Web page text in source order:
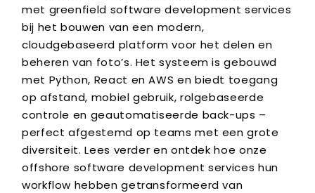
met greenfield software development services
bij het bouwen van een modern,
cloudgebaseerd platform voor het delen en
beheren van foto’s. Het systeem is gebouwd
met Python, React en AWS en biedt toegang
op afstand, mobiel gebruik, rolgebaseerde
controle en geautomatiseerde back-ups –
perfect afgestemd op teams met een grote
diversiteit. Lees verder en ontdek hoe onze
offshore software development services hun
workflow hebben getransformeerd van